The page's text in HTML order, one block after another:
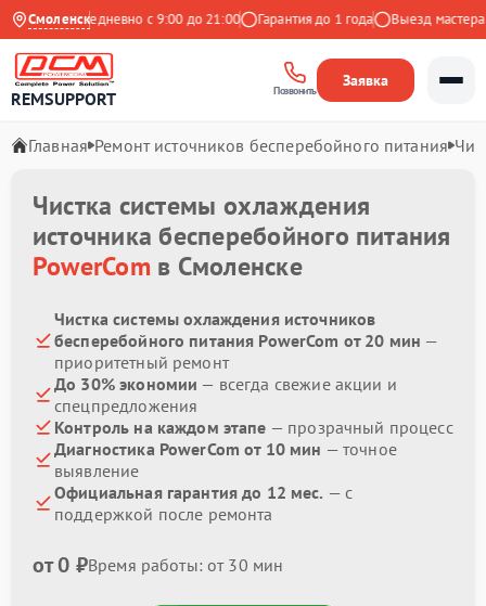
СмоленскЕжедневно с 9:00 до 21:00 Гарантия до 1 года Выезд мастера
REMSUPPORT Позвонить
Заявка
Главная Ремонт источников бесперебойного питания
Чистка системы охлаждения
источника бесперебойного питания
PowerComв Смоленске
Чистка системы охлаждения источников
бесперебойного питания PowerCom от 20 мин —
приоритетный ремонт
До 30% экономии — всегда свежие акции и
спецпредложения
Контроль на каждом этапе — прозрачный процесс
Диагностика PowerCom от 10 мин — точное
выявление
Официальная гарантия до 12 мес. — с
поддержкой после ремонта
от 0 ₽Время работы: от 30 мин